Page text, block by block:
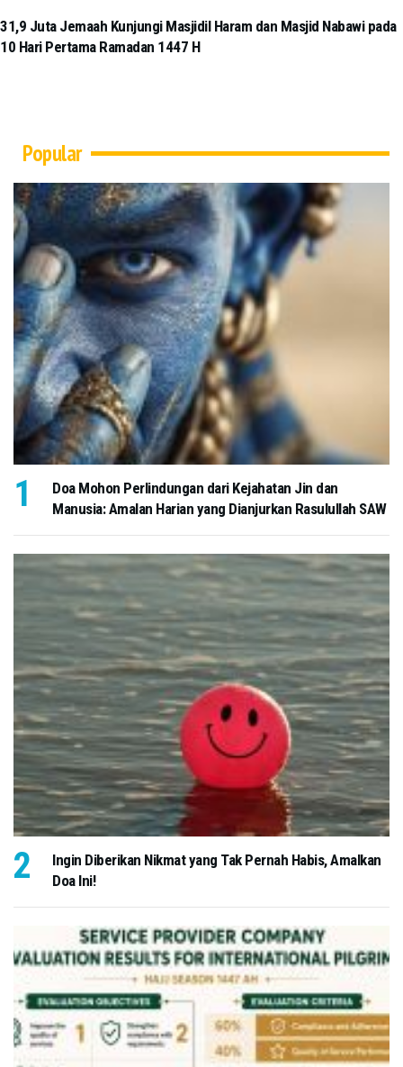
31,9 Juta Jemaah Kunjungi Masjidil Haram dan Masjid Nabawi pada
10 Hari Pertama Ramadan 1447 H
Popular
Doa Mohon Perlindungan dari Kejahatan Jin dan
Manusia: Amalan Harian yang Dianjurkan Rasulullah SAW
Ingin Diberikan Nikmat yang Tak Pernah Habis, Amalkan
Doa Ini!